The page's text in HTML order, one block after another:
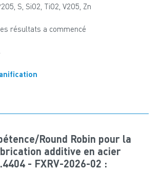
S, SiO2, TiO2, V2O5, Zn
résultats a commencé
Round Robin pour la
additive en acier
- FXRV-2026-02 :